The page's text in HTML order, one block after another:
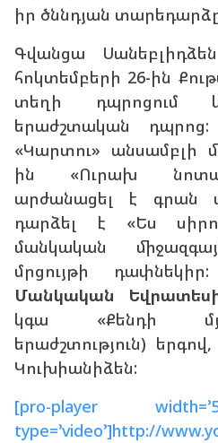
իր ծննդյան
Գվանցա
հոկտեմբերի 26-ին
տեղի դպրոցում
երաժշտական դպրոց:
«Կարտու» անսամբլի
ին «Ուրախ
արժանացել է գրան
դարձել է «Ես
մանկական
մրցույթի
Մանկական
կգա «Քենդի
երաժշտություն)
Կուխիանիձեն:
[pro-player
type=’video’]http://